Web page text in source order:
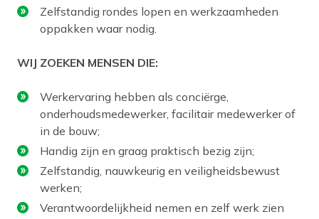
Zelfstandig rondes lopen en werkzaamheden
oppakken waar nodig.
WIJ ZOEKEN MENSEN DIE:
Werkervaring hebben als conciërge,
onderhoudsmedewerker, facilitair medewerker of
in de bouw;
Handig zijn en graag praktisch bezig zijn;
Zelfstandig, nauwkeurig en veiligheidsbewust
werken;
Verantwoordelijkheid nemen en zelf werk zien